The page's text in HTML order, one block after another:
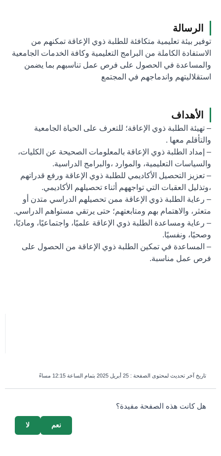
الرسالة
توفير بيئة تعليمية متكافئة للطلبة ذوي الإعاقة تمكنهم من
الاستفادة الكاملة من البرامج التعليمية وكافة الخدمات الجامعية
والمساعدة في الحصول على فرص عمل تناسبهم بما يضمن
استقلاليتهم واندماجهم في المجتمع
الأهداف
– تهيئة الطلبة ذوي الإعاقة؛ للتعرف على الحياة الجامعية
والتأقلم معها .
– إمداد الطلبة ذوي الإعاقة بالمعلومات الصحيحة عن الكليات،
والسياسات التعليمية، والموارد ،والبرامج الدراسية.
– تعزيز التحصيل الأكاديمي للطلبة ذوي الإعاقة ورفع قدراتهم
،وتذليل العقبات التي تواجههم أثناء تحصيلهم الأكاديمي.
– رعاية الطلبة ذوي الإعاقة ممن تحصيلهم الدراسي متدن أو
متعثر، والاهتمام بهم ومتابعتهم؛ حتى يرتقي مستواهم الدراسي.
– رعاية ومساعدة الطلبة ذوي الإعاقة علميًا، واجتماعيًا، وماديًا،
وصحيًا، ونفسيًا.
– المساعدة في تمكين الطلبة ذوي الإعاقة من الحصول على
فرص عمل مناسبة.
تاريخ آخر تحديث لمحتوى الصفحة : 25 أبريل 2025 بتمام الساعة 12:15 مساءً
survey_v2
هل كانت هذه الصفحة مفيدة؟
لا نعم